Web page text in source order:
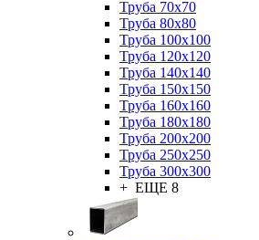
Труба 70x70
Труба 80x80
Труба 100x100
Труба 120x120
Труба 140x140
Труба 150x150
Труба 160x160
Труба 180x180
Труба 200x200
Труба 250x250
Труба 300x300
+ ЕЩЕ 8